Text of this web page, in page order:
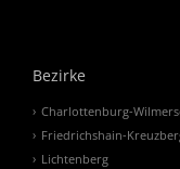
Bezirke
Charlottenburg-
Friedrichshain-
Lichtenberg